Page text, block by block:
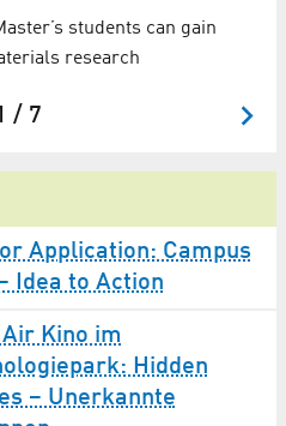
students can gain
research
/ 7
Application: Campus
Idea to Action
Air Kino im
Hidden
– Unerkannte